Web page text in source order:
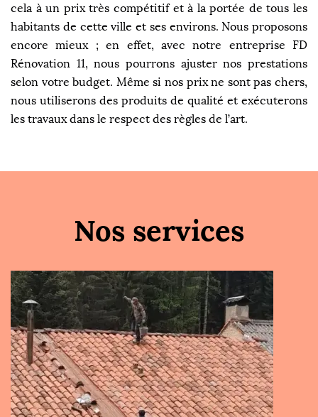
cela à un prix très compétitif et à la portée de tous les
habitants de cette ville et ses environs. Nous proposons
encore mieux ; en effet, avec notre entreprise FD
Rénovation 11, nous pourrons ajuster nos prestations
selon votre budget. Même si nos prix ne sont pas chers,
nous utiliserons des produits de qualité et exécuterons
les travaux dans le respect des règles de l’art.
Nos services